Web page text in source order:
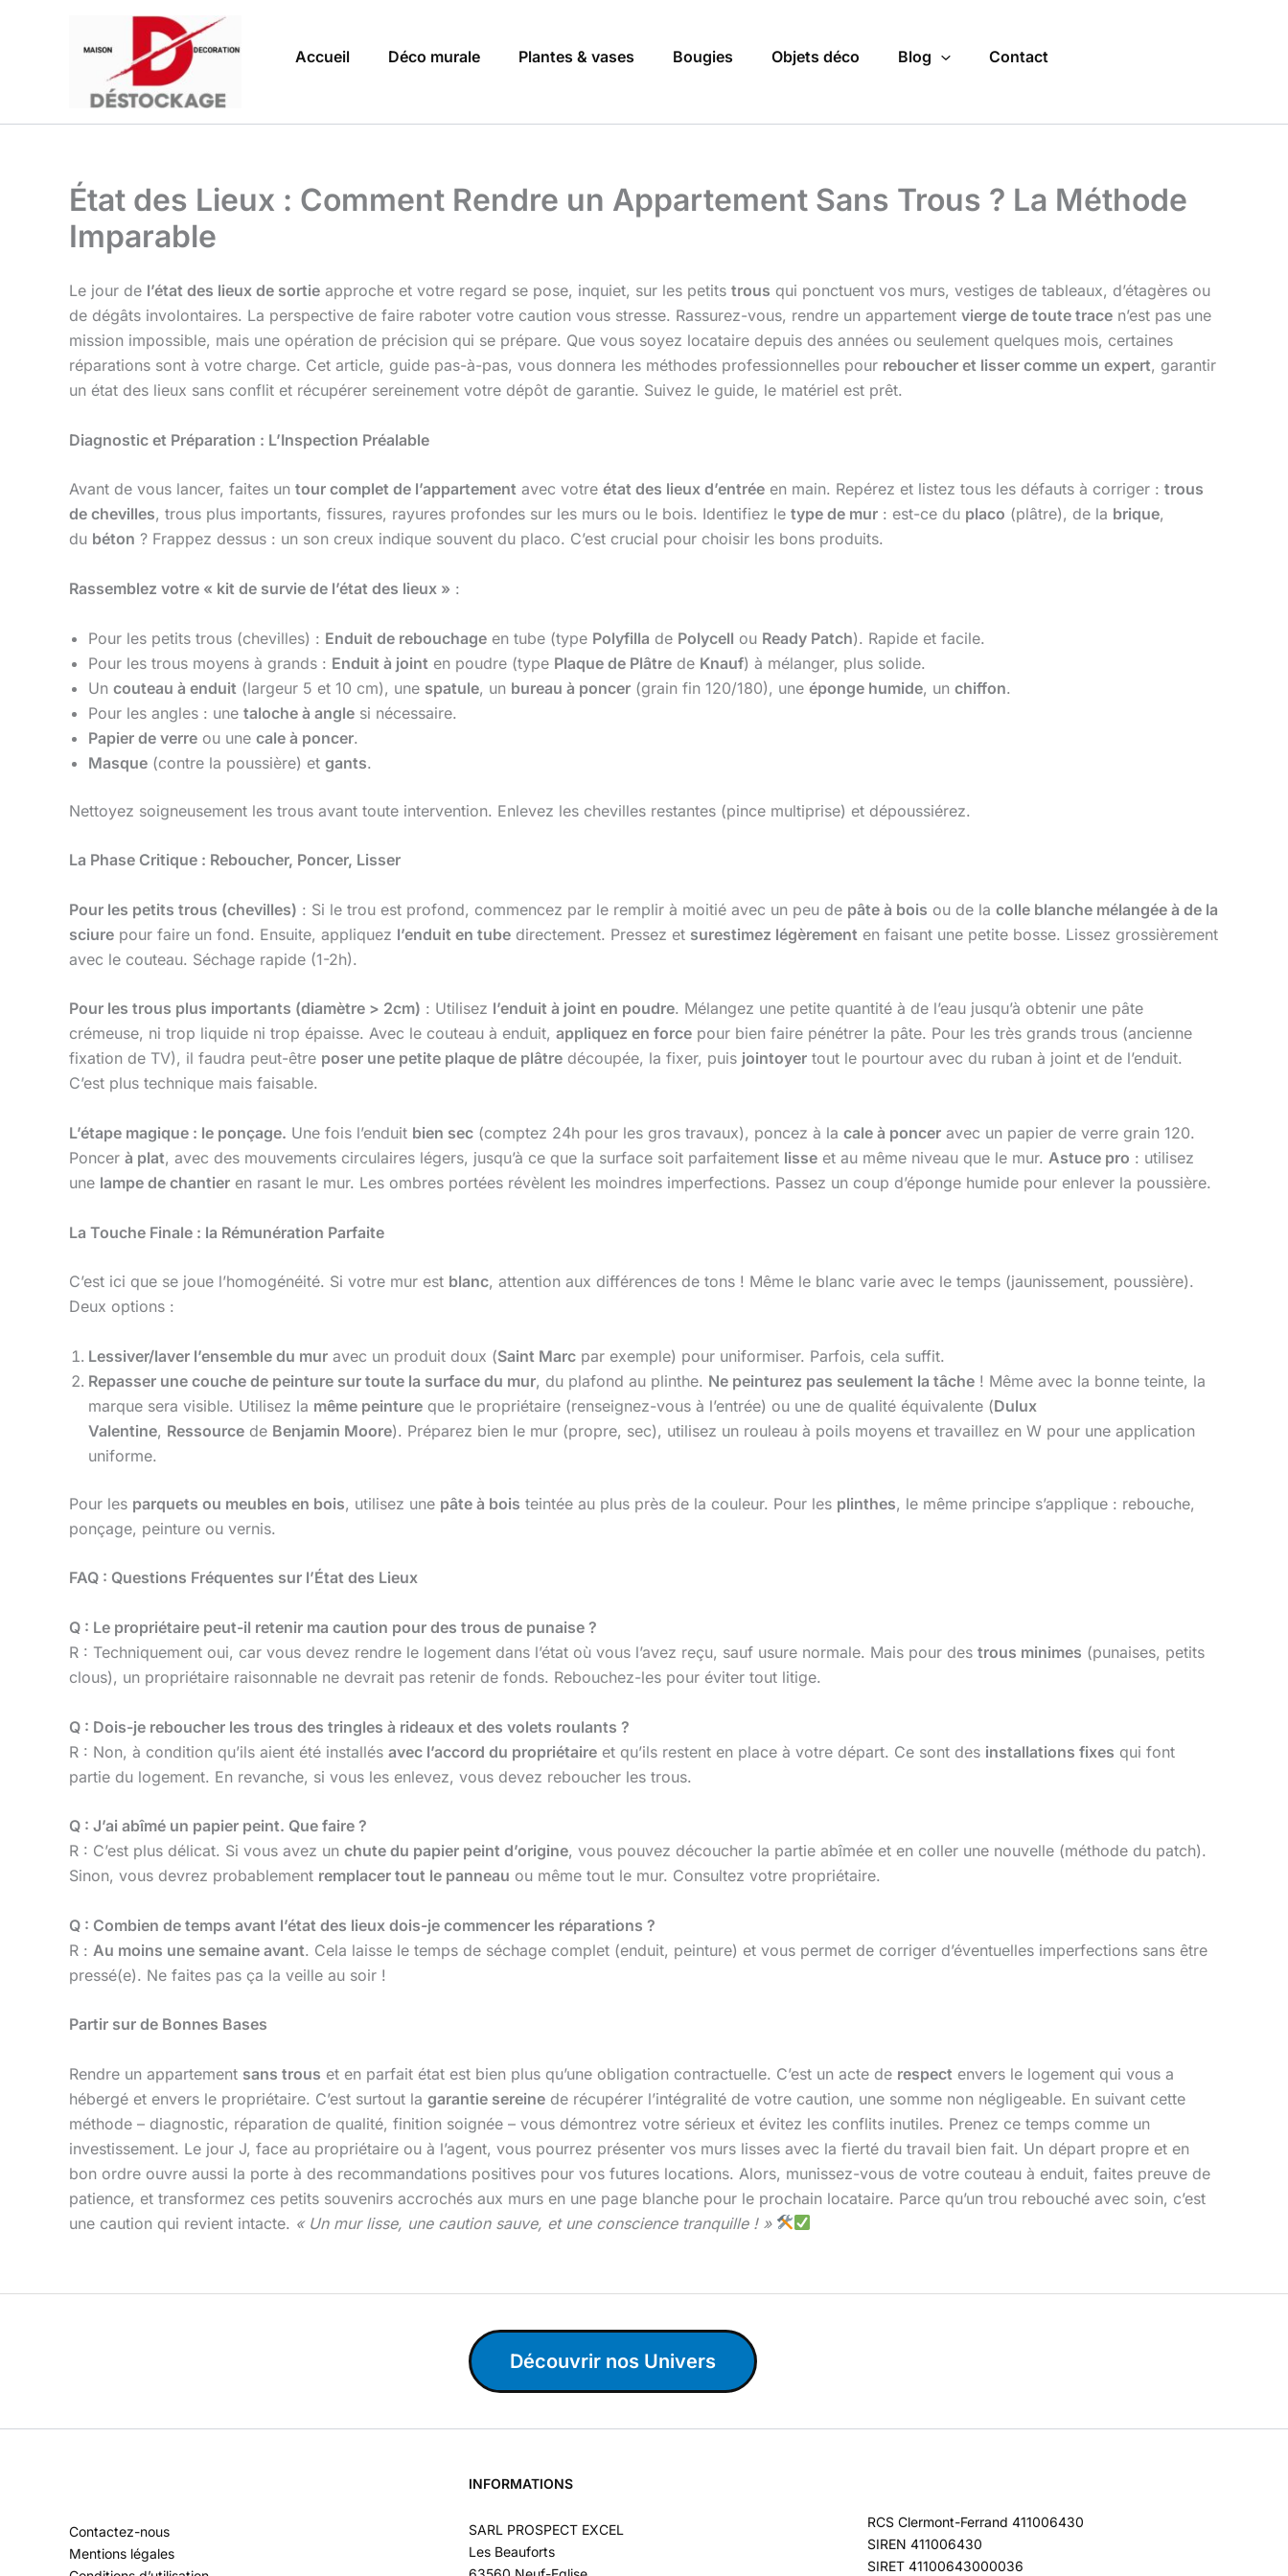
Accueil Déco murale Plantes & vases Bougies Objets déco Blog Contact
État des Lieux : Comment Rendre un Appartement Sans Trous ? La Méthode
Imparable
Le jour de l’état des lieux de sortie approche et votre regard se pose, inquiet, sur les petits trous qui ponctuent vos murs, vestiges de tableaux, d’étagères ou
de dégâts involontaires. La perspective de faire raboter votre caution vous stresse. Rassurez-vous, rendre un appartement vierge de toute trace n’est pas une
mission impossible, mais une opération de précision qui se prépare. Que vous soyez locataire depuis des années ou seulement quelques mois, certaines
réparations sont à votre charge. Cet article, guide pas-à-pas, vous donnera les méthodes professionnelles pour reboucher et lisser comme un expert, garantir
un état des lieux sans conflit et récupérer sereinement votre dépôt de garantie. Suivez le guide, le matériel est prêt.
Diagnostic et Préparation : L’Inspection Préalable
Avant de vous lancer, faites un tour complet de l’appartement avec votre état des lieux d’entrée en main. Repérez et listez tous les défauts à corriger : trous
de chevilles, trous plus importants, fissures, rayures profondes sur les murs ou le bois. Identifiez le type de mur : est-ce du placo (plâtre), de la brique,
du béton ? Frappez dessus : un son creux indique souvent du placo. C’est crucial pour choisir les bons produits.
Rassemblez votre « kit de survie de l’état des lieux » :
Pour les petits trous (chevilles) : Enduit de rebouchage en tube (type Polyfilla de Polycell ou Ready Patch). Rapide et facile.
Pour les trous moyens à grands : Enduit à joint en poudre (type Plaque de Plâtre de Knauf) à mélanger, plus solide.
Un couteau à enduit (largeur 5 et 10 cm), une spatule, un bureau à poncer (grain fin 120/180), une éponge humide, un chiffon.
Pour les angles : une taloche à angle si nécessaire.
Papier de verre ou une cale à poncer.
Masque (contre la poussière) et gants.
Nettoyez soigneusement les trous avant toute intervention. Enlevez les chevilles restantes (pince multiprise) et dépoussiérez.
La Phase Critique : Reboucher, Poncer, Lisser
Pour les petits trous (chevilles) : Si le trou est profond, commencez par le remplir à moitié avec un peu de pâte à bois ou de la colle blanche mélangée à de la
sciure pour faire un fond. Ensuite, appliquez l’enduit en tube directement. Pressez et surestimez légèrement en faisant une petite bosse. Lissez grossièrement
avec le couteau. Séchage rapide (1-2h).
Pour les trous plus importants (diamètre > 2cm) : Utilisez l’enduit à joint en poudre. Mélangez une petite quantité à de l’eau jusqu’à obtenir une pâte
crémeuse, ni trop liquide ni trop épaisse. Avec le couteau à enduit, appliquez en force pour bien faire pénétrer la pâte. Pour les très grands trous (ancienne
fixation de TV), il faudra peut-être poser une petite plaque de plâtre découpée, la fixer, puis jointoyer tout le pourtour avec du ruban à joint et de l’enduit.
C’est plus technique mais faisable.
L’étape magique : le ponçage. Une fois l’enduit bien sec (comptez 24h pour les gros travaux), poncez à la cale à poncer avec un papier de verre grain 120.
Poncer à plat, avec des mouvements circulaires légers, jusqu’à ce que la surface soit parfaitement lisse et au même niveau que le mur. Astuce pro : utilisez
une lampe de chantier en rasant le mur. Les ombres portées révèlent les moindres imperfections. Passez un coup d’éponge humide pour enlever la poussière.
La Touche Finale : la Rémunération Parfaite
C’est ici que se joue l’homogénéité. Si votre mur est blanc, attention aux différences de tons ! Même le blanc varie avec le temps (jaunissement, poussière).
Deux options :
Lessiver/laver l’ensemble du mur avec un produit doux (Saint Marc par exemple) pour uniformiser. Parfois, cela suffit.
Repasser une couche de peinture sur toute la surface du mur, du plafond au plinthe. Ne peinturez pas seulement la tâche ! Même avec la bonne teinte, la
marque sera visible. Utilisez la même peinture que le propriétaire (renseignez-vous à l’entrée) ou une de qualité équivalente (Dulux
Valentine, Ressource de Benjamin Moore). Préparez bien le mur (propre, sec), utilisez un rouleau à poils moyens et travaillez en W pour une application
uniforme.
Pour les parquets ou meubles en bois, utilisez une pâte à bois teintée au plus près de la couleur. Pour les plinthes, le même principe s’applique : rebouche,
ponçage, peinture ou vernis.
FAQ : Questions Fréquentes sur l’État des Lieux
Q : Le propriétaire peut-il retenir ma caution pour des trous de punaise ?
R : Techniquement oui, car vous devez rendre le logement dans l’état où vous l’avez reçu, sauf usure normale. Mais pour des trous minimes (punaises, petits
clous), un propriétaire raisonnable ne devrait pas retenir de fonds. Rebouchez-les pour éviter tout litige.
Q : Dois-je reboucher les trous des tringles à rideaux et des volets roulants ?
R : Non, à condition qu’ils aient été installés avec l’accord du propriétaire et qu’ils restent en place à votre départ. Ce sont des installations fixes qui font
partie du logement. En revanche, si vous les enlevez, vous devez reboucher les trous.
Q : J’ai abîmé un papier peint. Que faire ?
R : C’est plus délicat. Si vous avez un chute du papier peint d’origine, vous pouvez découcher la partie abîmée et en coller une nouvelle (méthode du patch).
Sinon, vous devrez probablement remplacer tout le panneau ou même tout le mur. Consultez votre propriétaire.
Q : Combien de temps avant l’état des lieux dois-je commencer les réparations ?
R : Au moins une semaine avant. Cela laisse le temps de séchage complet (enduit, peinture) et vous permet de corriger d’éventuelles imperfections sans être
pressé(e). Ne faites pas ça la veille au soir !
Partir sur de Bonnes Bases
Rendre un appartement sans trous et en parfait état est bien plus qu’une obligation contractuelle. C’est un acte de respect envers le logement qui vous a
hébergé et envers le propriétaire. C’est surtout la garantie sereine de récupérer l’intégralité de votre caution, une somme non négligeable. En suivant cette
méthode – diagnostic, réparation de qualité, finition soignée – vous démontrez votre sérieux et évitez les conflits inutiles. Prenez ce temps comme un
investissement. Le jour J, face au propriétaire ou à l’agent, vous pourrez présenter vos murs lisses avec la fierté du travail bien fait. Un départ propre et en
bon ordre ouvre aussi la porte à des recommandations positives pour vos futures locations. Alors, munissez-vous de votre couteau à enduit, faites preuve de
patience, et transformez ces petits souvenirs accrochés aux murs en une page blanche pour le prochain locataire. Parce qu’un trou rebouché avec soin, c’est
une caution qui revient intacte. « Un mur lisse, une caution sauve, et une conscience tranquille ! »
Découvrir nos Univers
Contactez-nous
Mentions légales
INFORMATIONS
SARL PROSPECT EXCEL
Les Beauforts
RCS Clermont-Ferrand 411006430
SIREN 411006430
SIRET 41100643000036